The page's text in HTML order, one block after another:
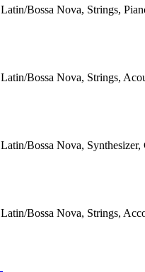
Latin/Bossa Nova, Strings,
Latin/Bossa Nova, Strings,
Latin/Bossa Nova,
Latin/Bossa Nova, Strings,